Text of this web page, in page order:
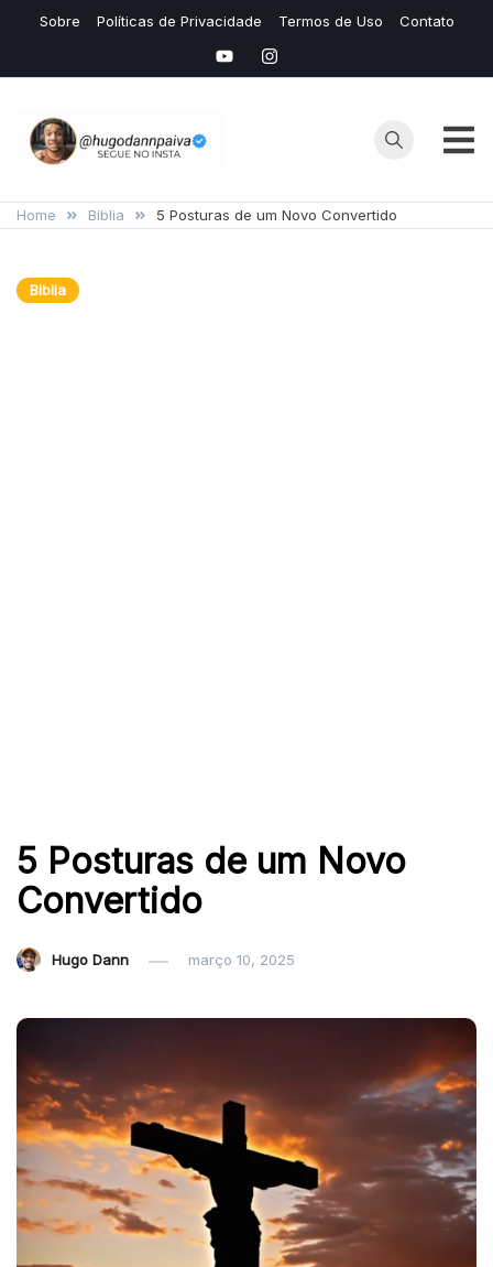
content
Sobre Políticas de Privacidade Termos de Uso Contato
Hugo
Dann
Conteudos de
de Mídias
Lucrativas
Home Biblia 5 Posturas de um Novo Convertido
Biblia
5 Posturas de um Novo
Convertido
Hugo Dann março 10, 2025